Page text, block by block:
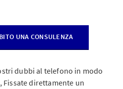
UNA CONSULENZA
dubbi al telefono in modo
Fissate direttamente un